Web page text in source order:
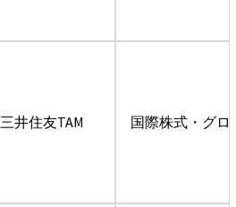
三井住友TAM 国際株式・グロ